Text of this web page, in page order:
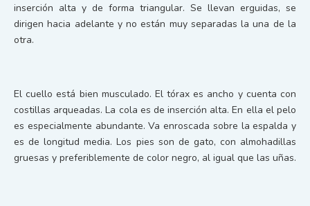
inserción alta y de forma triangular. Se llevan erguidas, se
dirigen hacia adelante y no están muy separadas la una de la
otra.
El cuello está bien musculado. El tórax es ancho y cuenta con
costillas arqueadas. La cola es de inserción alta. En ella el pelo
es especialmente abundante. Va enroscada sobre la espalda y
es de longitud media. Los pies son de gato, con almohadillas
gruesas y preferiblemente de color negro, al igual que las uñas.